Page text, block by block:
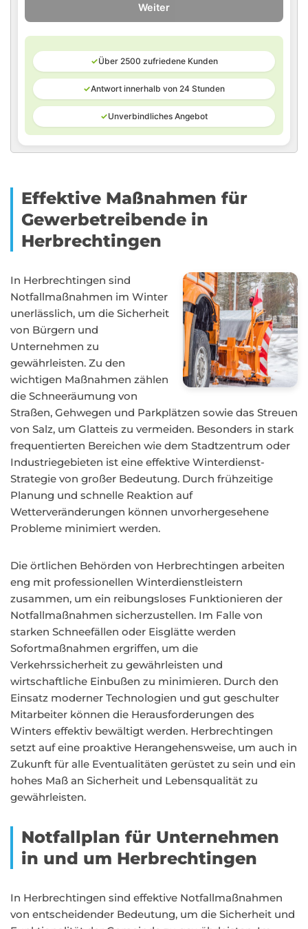
Weiter
✓Über 2500 zufriedene Kunden
✓Antwort innerhalb von 24 Stunden
✓Unverbindliches Angebot
Effektive Maßnahmen für
Gewerbetreibende in
Herbrechtingen
In Herbrechtingen sind
Notfallmaßnahmen im Winter
unerlässlich, um die Sicherheit
von Bürgern und
Unternehmen zu
gewährleisten. Zu den
wichtigen Maßnahmen zählen
die Schneeräumung von
Straßen, Gehwegen und Parkplätzen sowie das Streuen
von Salz, um Glatteis zu vermeiden. Besonders in stark
frequentierten Bereichen wie dem Stadtzentrum oder
Industriegebieten ist eine effektive Winterdienst-
Strategie von großer Bedeutung. Durch frühzeitige
Planung und schnelle Reaktion auf
Wetterveränderungen können unvorhergesehene
Probleme minimiert werden.
Die örtlichen Behörden von Herbrechtingen arbeiten
eng mit professionellen Winterdienstleistern
zusammen, um ein reibungsloses Funktionieren der
Notfallmaßnahmen sicherzustellen. Im Falle von
starken Schneefällen oder Eisglätte werden
Sofortmaßnahmen ergriffen, um die
Verkehrssicherheit zu gewährleisten und
wirtschaftliche Einbußen zu minimieren. Durch den
Einsatz moderner Technologien und gut geschulter
Mitarbeiter können die Herausforderungen des
Winters effektiv bewältigt werden. Herbrechtingen
setzt auf eine proaktive Herangehensweise, um auch in
Zukunft für alle Eventualitäten gerüstet zu sein und ein
hohes Maß an Sicherheit und Lebensqualität zu
gewährleisten.
Notfallplan für Unternehmen
in und um Herbrechtingen
In Herbrechtingen sind effektive Notfallmaßnahmen
von entscheidender Bedeutung, um die Sicherheit und